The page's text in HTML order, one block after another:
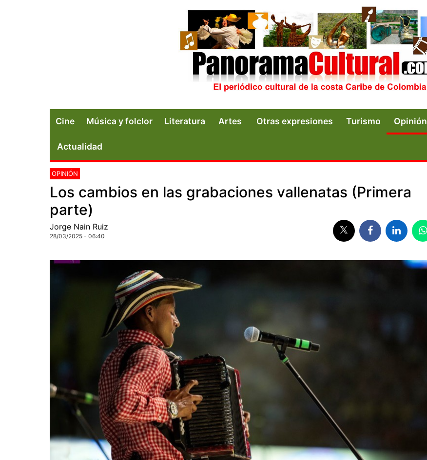
Cine Música y folclor Literatura Artes Otras expresiones Turismo Opinión
Actualidad
OPINIÓN
Los cambios en las grabaciones vallenatas (Primera
parte)
Jorge Nain Ruiz
28/03/2025 - 06:40